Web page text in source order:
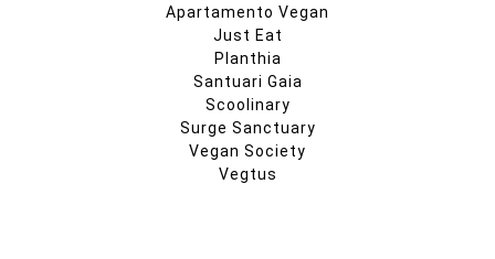
Apartamento Vegan
Just Eat
Planthia
Santuari Gaia
Scoolinary
Surge Sanctuary
Vegan Society
Vegtus